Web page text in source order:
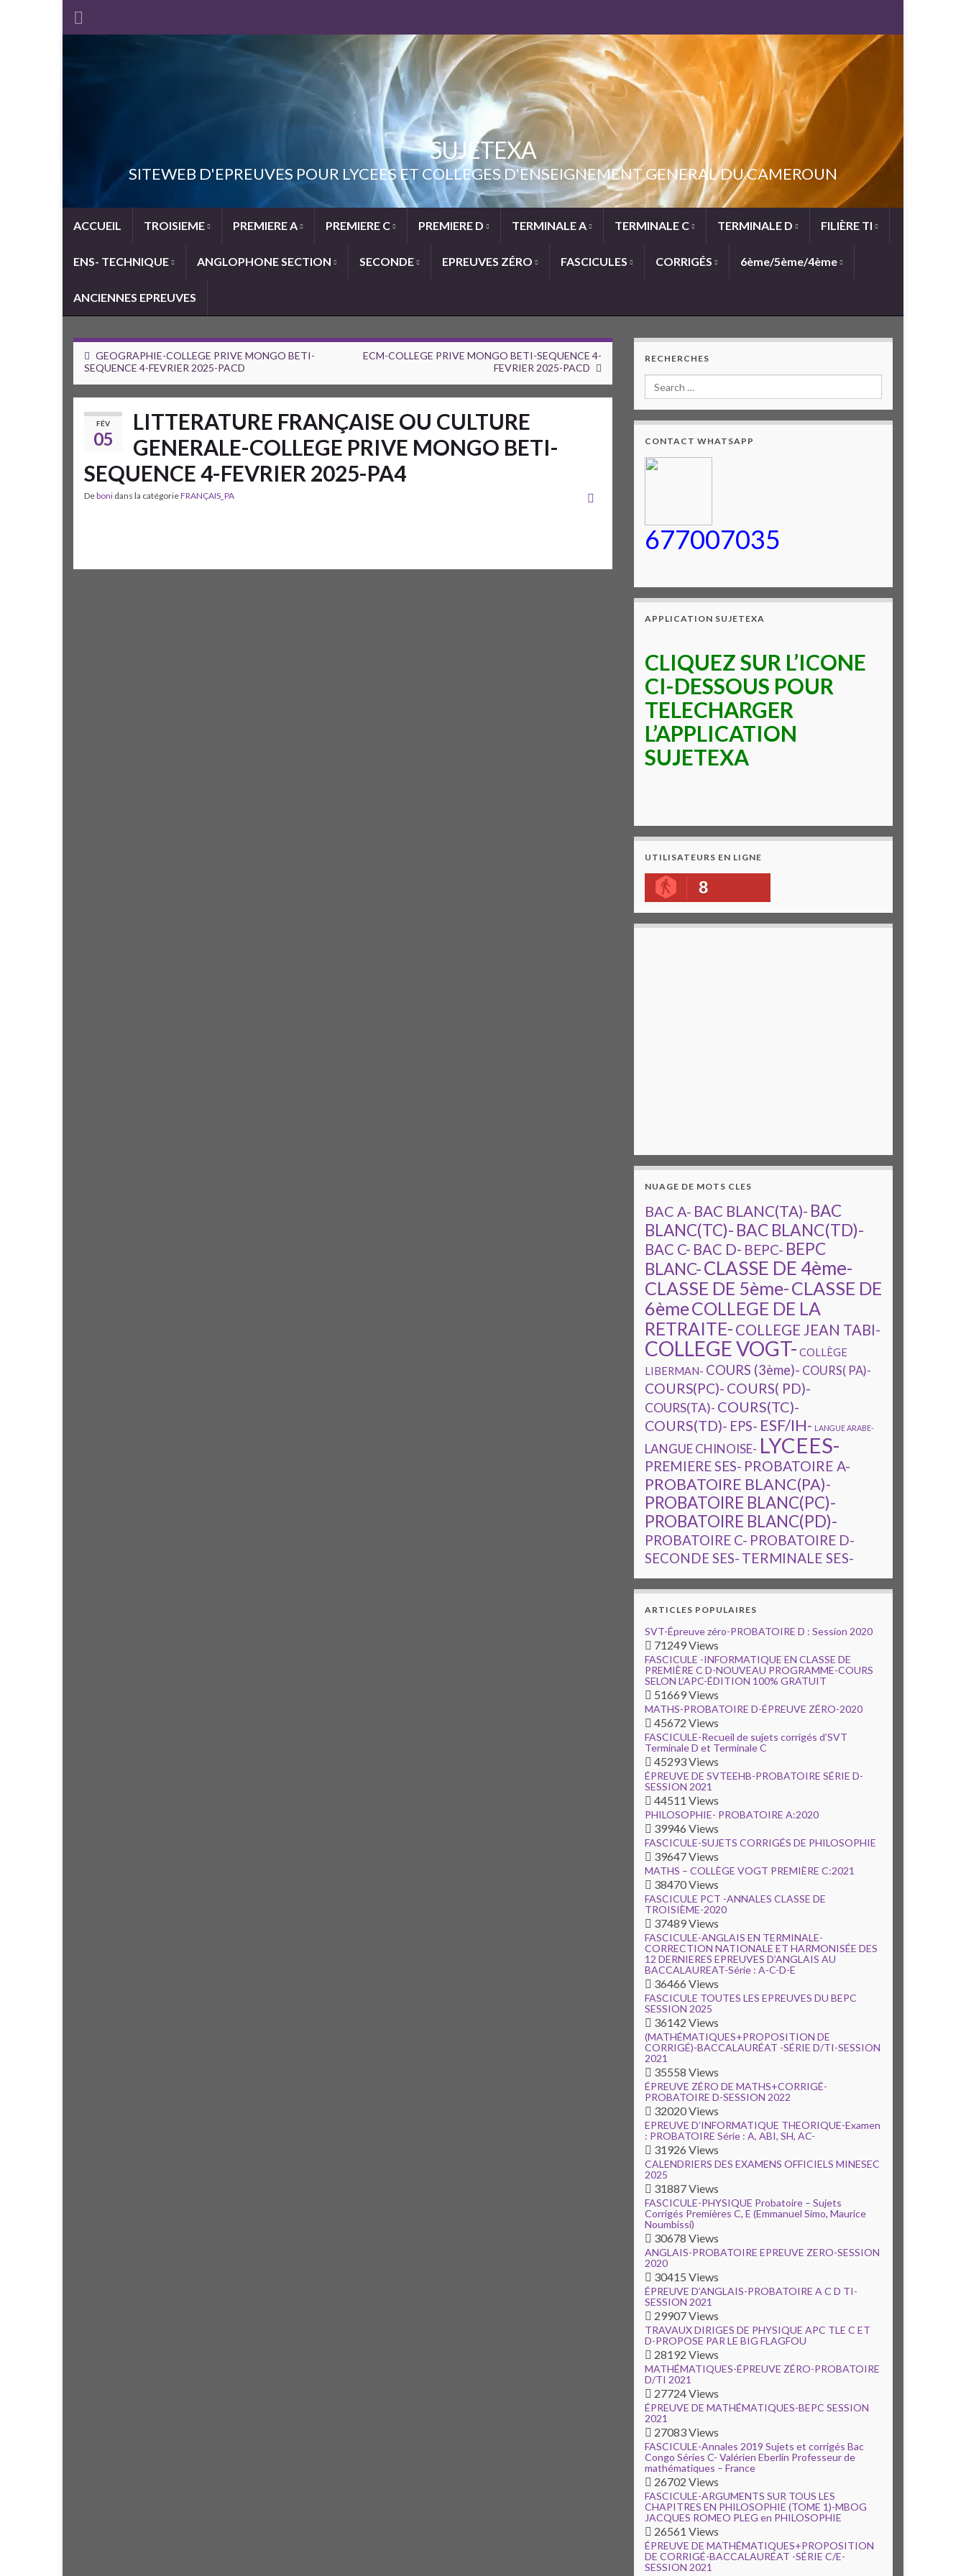
SUJETEXA
SITEWEB D'EPREUVES POUR LYCEES ET COLLEGES D'ENSEIGNEMENT GENERAL DU CAMEROUN
ACCUEIL TROISIEME PREMIERE A PREMIERE C PREMIERE D TERMINALE A TERMINALE C TERMINALE D FILIÈRE TI
ENS- TECHNIQUE ANGLOPHONE SECTION SECONDE EPREUVES ZÉRO FASCICULES CORRIGÉS 6ème/5ème/4ème
ANCIENNES EPREUVES
GEOGRAPHIE-COLLEGE PRIVE MONGO BETI-
SEQUENCE 4-FEVRIER 2025-PACD
ECM-COLLEGE PRIVE MONGO BETI-SEQUENCE 4-
FEVRIER 2025-PACD
FÉV
05
LITTERATURE FRANÇAISE OU CULTURE
GENERALE-COLLEGE PRIVE MONGO BETI-
SEQUENCE 4-FEVRIER 2025-PA4
Deboni dans la catégorieFRANÇAIS_PA
RECHERCHES
CONTACT WHATSAPP
677007035
APPLICATION SUJETEXA
CLIQUEZ SUR L’ICONE
CI-DESSOUS POUR
TELECHARGER
L’APPLICATION
SUJETEXA
UTILISATEURS EN LIGNE
8
NUAGE DE MOTS CLES
BAC A- BAC BLANC(TA)- BAC
BLANC(TC)- BAC BLANC(TD)-
BAC C- BAC D- BEPC- BEPC
BLANC-CLASSE DE 4ème-
CLASSE DE 5ème-CLASSE DE
6èmeCOLLEGE DE LA
RETRAITE- COLLEGE JEAN TABI-
COLLEGE VOGT- COLLÈGE
LIBERMAN- COURS (3ème)- COURS( PA)-
COURS(PC)- COURS( PD)-
COURS(TA)- COURS(TC)-
COURS(TD)- EPS- ESF/IH- LANGUE ARABE-
LANGUE CHINOISE- LYCEES-
PREMIERE SES- PROBATOIRE A-
PROBATOIRE BLANC(PA)-
PROBATOIRE BLANC(PC)-
PROBATOIRE BLANC(PD)-
PROBATOIRE C- PROBATOIRE D-
SECONDE SES- TERMINALE SES-
ARTICLES POPULAIRES
SVT-Épreuve zéro-PROBATOIRE D : Session 2020
71249 Views
FASCICULE -INFORMATIQUE EN CLASSE DE
PREMIÈRE C D-NOUVEAU PROGRAMME-COURS
SELON L’APC-ÉDITION 100% GRATUIT
51669 Views
MATHS-PROBATOIRE D-ÉPREUVE ZÉRO-2020
45672 Views
FASCICULE-Recueil de sujets corrigés d’SVT
Terminale D et Terminale C
45293 Views
ÉPREUVE DE SVTEEHB-PROBATOIRE SÉRIE D-
SESSION 2021
44511 Views
PHILOSOPHIE- PROBATOIRE A:2020
39946 Views
FASCICULE-SUJETS CORRIGÉS DE PHILOSOPHIE
39647 Views
MATHS – COLLÈGE VOGT PREMIÈRE C:2021
38470 Views
FASCICULE PCT -ANNALES CLASSE DE
TROISIÈME-2020
37489 Views
FASCICULE-ANGLAIS EN TERMINALE-
CORRECTION NATIONALE ET HARMONISÉE DES
12 DERNIERES EPREUVES D’ANGLAIS AU
BACCALAUREAT-Série : A-C-D-E
36466 Views
FASCICULE TOUTES LES EPREUVES DU BEPC
SESSION 2025
36142 Views
(MATHÉMATIQUES+PROPOSITION DE
CORRIGÉ)-BACCALAURÉAT -SÉRIE D/TI-SESSION
2021
35558 Views
ÉPREUVE ZÉRO DE MATHS+CORRIGÉ-
PROBATOIRE D-SESSION 2022
32020 Views
EPREUVE D’INFORMATIQUE THEORIQUE-Examen
: PROBATOIRE Série : A, ABI, SH, AC-
31926 Views
CALENDRIERS DES EXAMENS OFFICIELS MINESEC
2025
31887 Views
FASCICULE-PHYSIQUE Probatoire – Sujets
Corrigés Premières C, E (Emmanuel Simo, Maurice
Noumbissi)
30678 Views
ANGLAIS-PROBATOIRE EPREUVE ZERO-SESSION
2020
30415 Views
ÉPREUVE D’ANGLAIS-PROBATOIRE A C D TI-
SESSION 2021
29907 Views
TRAVAUX DIRIGES DE PHYSIQUE APC TLE C ET
D-PROPOSE PAR LE BIG FLAGFOU
28192 Views
MATHÉMATIQUES-ÉPREUVE ZÉRO-PROBATOIRE
D/TI 2021
27724 Views
ÉPREUVE DE MATHÉMATIQUES-BEPC SESSION
2021
27083 Views
FASCICULE-Annales 2019 Sujets et corrigés Bac
Congo Séries C- Valérien Eberlin Professeur de
mathématiques – France
26702 Views
FASCICULE-ARGUMENTS SUR TOUS LES
CHAPITRES EN PHILOSOPHIE (TOME 1)-MBOG
JACQUES ROMEO PLEG en PHILOSOPHIE
26561 Views
ÉPREUVE DE MATHÉMATIQUES+PROPOSITION
DE CORRIGÉ-BACCALAURÉAT -SÉRIE C/E-
SESSION 2021